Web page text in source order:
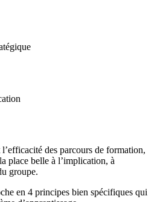
des parcours de formation,
place belle à l’implication, à
groupe.
en 4 principes bien spécifiques qui